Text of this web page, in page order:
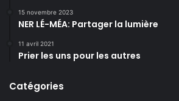
15 novembre 2023
NER LÉ-MÉA: Partager la lumière
11 avril 2021
Prier les uns pour les autres
Catégories